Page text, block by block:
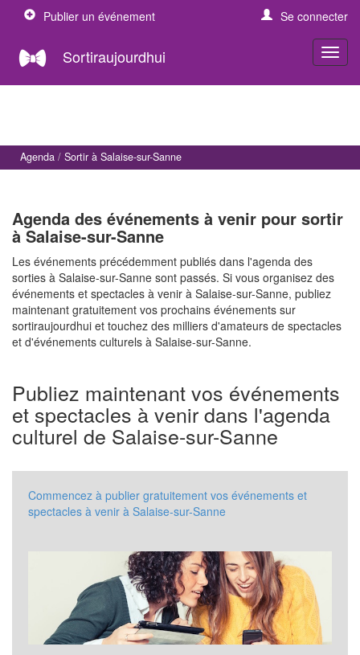
Publier un événement Se connecter
Sortiraujourdhui
Agenda Sortir à Salaise-sur-Sanne
Agenda des événements à venir pour sortir
à Salaise-sur-Sanne
Les événements précédemment publiés dans l'agenda des
sorties à Salaise-sur-Sanne sont passés. Si vous organisez des
événements et spectacles à venir à Salaise-sur-Sanne, publiez
maintenant gratuitement vos prochains événements sur
sortiraujourdhui et touchez des milliers d'amateurs de spectacles
et d'événements culturels à Salaise-sur-Sanne.
Publiez maintenant vos événements
et spectacles à venir dans l'agenda
culturel de Salaise-sur-Sanne
Commencez à publier gratuitement vos événements et
spectacles à venir à Salaise-sur-Sanne